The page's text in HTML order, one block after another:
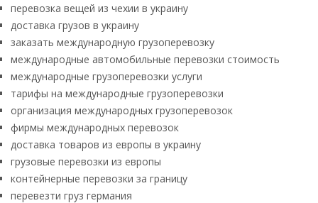
перевозка вещей из чехии в украину
доставка грузов в украину
заказать международную грузоперевозку
международные автомобильные перевозки стоимость
международные грузоперевозки услуги
тарифы на международные грузоперевозки
организация международных грузоперевозок
фирмы международных перевозок
доставка товаров из европы в украину
грузовые перевозки из европы
контейнерные перевозки за границу
перевезти груз германия